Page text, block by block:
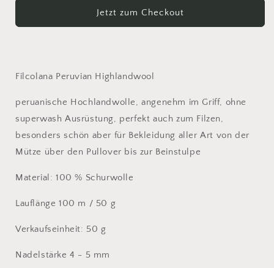
224Jetzt zum Checkout
Filcolana Peruvian Highlandwool
peruanische Hochlandwolle, angenehm im Griff, ohne
superwash Ausrüstung, perfekt auch zum Filzen,
besonders schön aber für Bekleidung aller Art von der
Mütze über den Pullover bis zur Beinstulpe
Material: 100 % Schurwolle
Lauflänge 100 m / 50 g
Verkaufseinheit: 50 g
Nadelstärke 4 - 5 mm